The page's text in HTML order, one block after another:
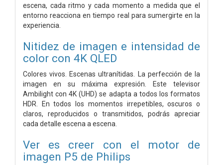
escena, cada ritmo y cada momento a medida que el
entorno reacciona en tiempo real para sumergirte en la
experiencia.
Nitidez de imagen e intensidad de
color con 4K QLED
Colores vivos. Escenas ultranítidas. La perfección de la
imagen en su máxima expresión. Este televisor
Ambilight con 4K (UHD) se adapta a todos los formatos
HDR. En todos los momentos irrepetibles, oscuros o
claros, reproducidos o transmitidos, podrás apreciar
cada detalle escena a escena.
Ver es creer con el motor de
imagen P5 de Philips